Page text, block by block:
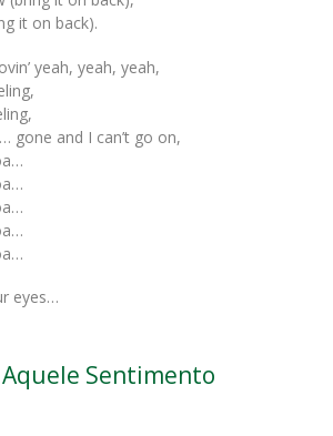
it on back).
yeah, yeah, yeah,
gone and I can’t go on,
eyes…
Sentimento